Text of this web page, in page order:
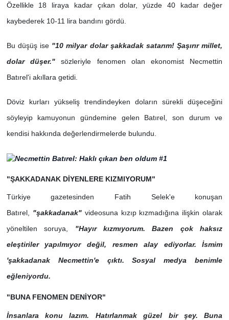
Özellikle 18 liraya kadar çıkan dolar, yüzde 40 kadar değer
kaybederek 10-11 lira bandını gördü.
Bu düşüş ise "10 milyar dolar şakkadak satarım! Şaşırır millet,
dolar düşer." sözleriyle fenomen olan ekonomist Necmettin
Batırel'i akıllara getidi.
Döviz kurları yükseliş trendindeyken doların sürekli düşeceğini
söyleyip kamuyonun gündemine gelen Batırel, son durum ve
kendisi hakkında değerlendirmelerde bulundu.
"ŞAKKADANAK DİYENLERE KIZMIYORUM"
Türkiye gazetesinden Fatih Selek'e konuşan
Batırel, "şakkadanak" videosuna kızıp kızmadığına ilişkin olarak
yöneltilen soruya, "Hayır kızmıyorum. Bazen çok haksız
eleştiriler yapılmıyor değil, resmen alay ediyorlar. İsmim
'şakkadanak Necmettin'e çıktı. Sosyal medya benimle
eğleniyordu.
"BUNA FENOMEN DENİYOR"
İnsanlara konu lazım. Hatırlanmak güzel bir şey. Buna